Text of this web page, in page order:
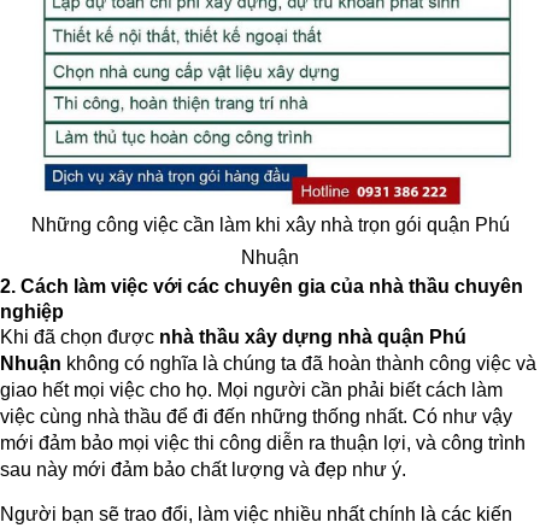
Những công việc cần làm khi xây nhà trọn gói quận Phú
Nhuận
2. Cách làm việc với các chuyên gia của nhà thầu chuyên
nghiệp
Khi đã chọn được nhà thầu xây dựng nhà quận Phú
Nhuận không có nghĩa là chúng ta đã hoàn thành công việc và
giao hết mọi việc cho họ. Mọi người cần phải biết cách làm
việc cùng nhà thầu để đi đến những thống nhất. Có như vậy
mới đảm bảo mọi việc thi công diễn ra thuận lợi, và công trình
sau này mới đảm bảo chất lượng và đẹp như ý.
Người bạn sẽ trao đổi, làm việc nhiều nhất chính là các kiến